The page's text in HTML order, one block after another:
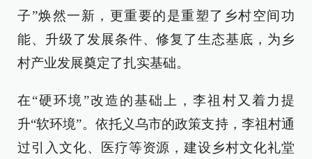
子”焕然一新，更重要的是重塑了乡村空间功
能、升级了发展条件、修复了生态基底，为乡
村产业发展奠定了扎实基础。
在“硬环境”改造的基础上，李祖村又着力提
升“软环境”。依托义乌市的政策支持，李祖村通
过引入文化、医疗等资源，建设乡村文化礼堂